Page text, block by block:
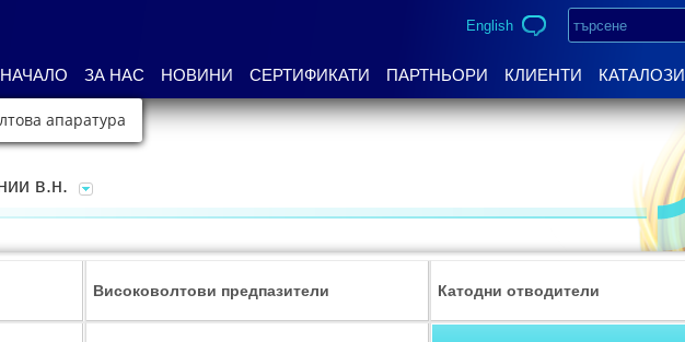
English
НАЧАЛО ЗА НАС НОВИНИ СЕРТИФИКАТИ ПАРТНЬОРИ КЛИЕНТИ КАТАЛОЗИ
апаратура
в.н.
Високоволтови предпазители Катодни отводители